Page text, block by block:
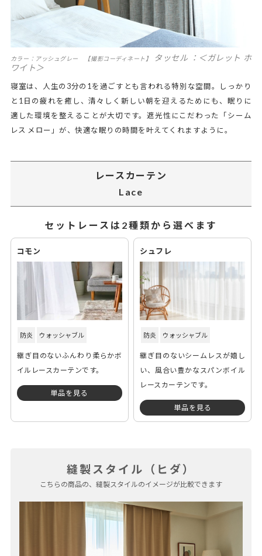
カラー：アッシュグレー 【撮影コーディネート】
タッセル ：＜ガレット ホ
ワイト＞
寝室は、人生の3分の1を過ごすとも言われる特別な空間。しっかり
と1日の疲れを癒し、清々しく新しい朝を迎えるためにも、眠りに
適した環境を整えることが大切です。遮光性にこだわった「シーム
レス メロー」が、快適な眠りの時間を叶えてくれますように。
レースカーテン
Lace
セットレースは2種類から選べます
コモン
防炎 ウォッシャブル
継ぎ目のないふんわり柔らかボ
イルレースカーテンです。
単品を見る
シュフレ
防炎 ウォッシャブル
継ぎ目のないシームレスが嬉し
い、風合い豊かなスパンボイル
レースカーテンです。
単品を見る
縫製スタイル（ヒダ）
こちらの商品の、縫製スタイルのイメージが比較できます